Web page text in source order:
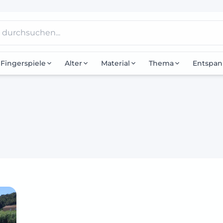
Fingerspiele Alter Material Thema